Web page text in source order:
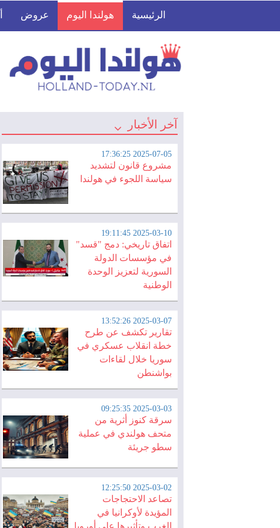
الرئيسية هولندا اليوم عروض
آخر الأخبار
2025-07-05 17:36:25
مشروع قانون لتشديد
سياسة اللجوء في هولندا
2025-03-10 19:11:45
اتفاق تاريخي: دمج "قسد"
في مؤسسات الدولة
السورية لتعزيز الوحدة
الوطنية
2025-03-07 13:52:26
تقارير تكشف عن طرح
خطة انقلاب عسكري في
سوريا خلال لقاءات
بواشنطن
2025-03-03 09:25:35
سرقة كنوز أثرية من
متحف هولندي في عملية
سطو جريئة
2025-03-02 12:25:50
تصاعد الاحتجاجات
المؤيدة لأوكرانيا في